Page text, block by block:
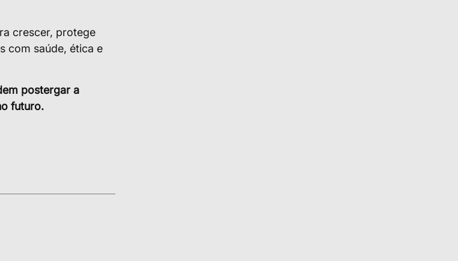
crescer, protege
com saúde, ética e
postergar a
futuro.